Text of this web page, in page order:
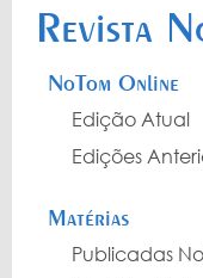
Revista
NoTom Online
Edição Atual
Edições
Matérias
Publicadas